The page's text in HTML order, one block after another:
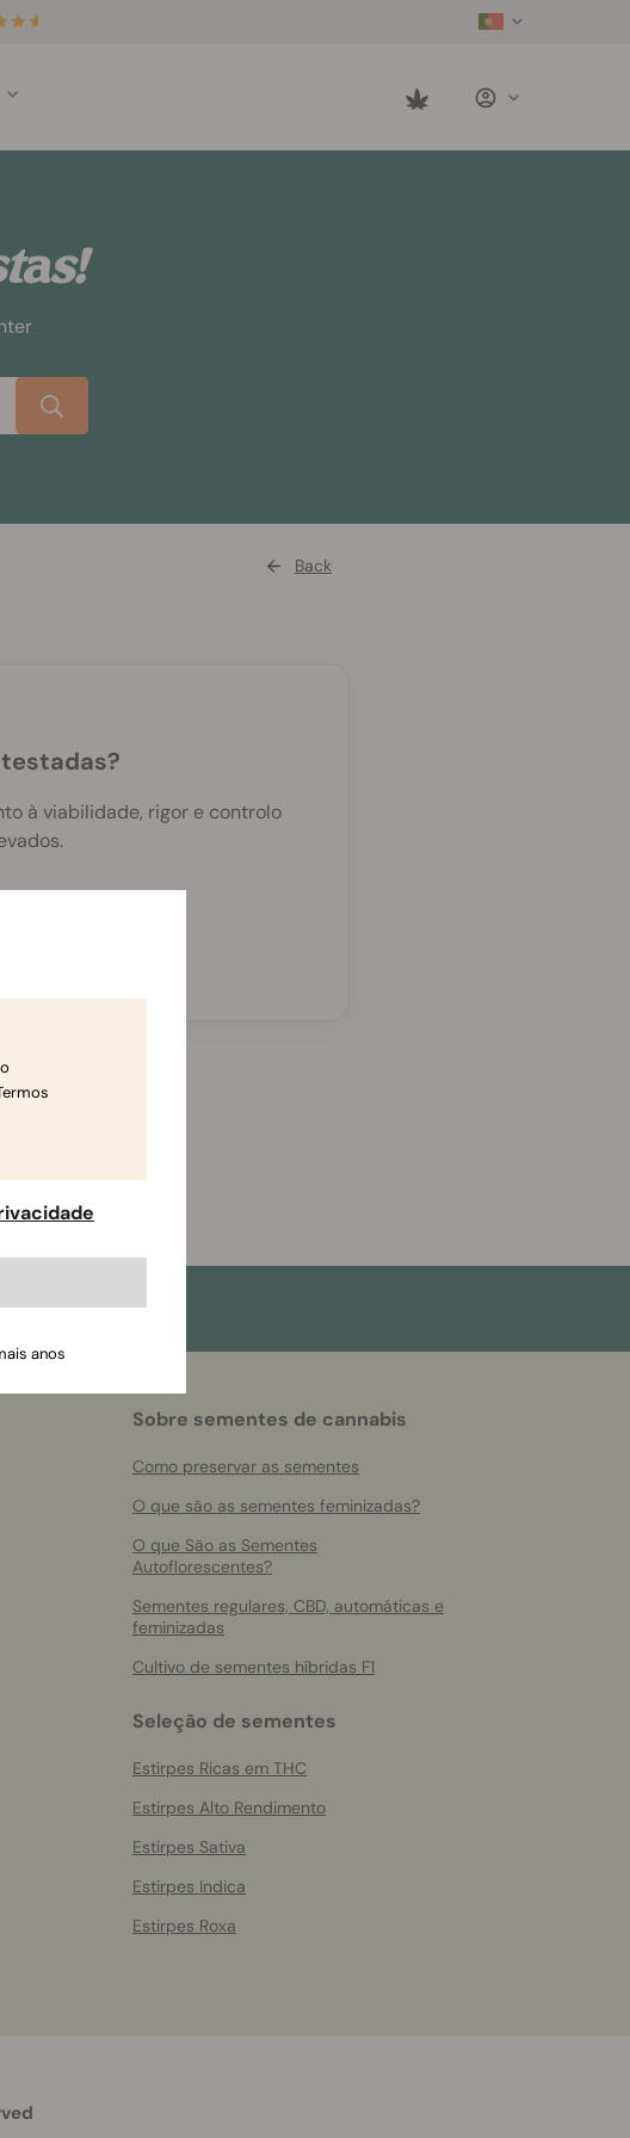
Back
testadas?
à viabilidade, rigor e controlo
Sobre sementes de cannabis
Como preservar as sementes
O que são as sementes feminizadas?
O que São as Sementes
Autoflorescentes?
Sementes regulares, CBD, automáticas e
feminizadas
Cultivo de sementes híbridas F1
Seleção de sementes
Estirpes Ricas em THC
Estirpes Alto Rendimento
Estirpes Sativa
Estirpes Indica
Estirpes Roxa
anos